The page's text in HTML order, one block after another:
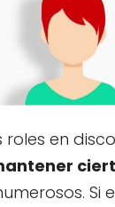
en
Si